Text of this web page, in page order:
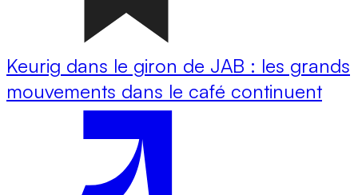
Keurig dans le giron de JAB : les grands
mouvements dans le café continuent